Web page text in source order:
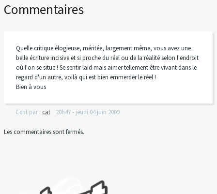
Commentaires
Quelle critique élogieuse, méritée, largement même, vous avez une
belle écriture incisive et si proche du réel ou de la réalité selon l'endroit
où l'on se situe ! Se sentir laid mais aimer tellement être vivant dans le
regard d'un autre, voilà qui est bien emmerder le réel !
Bien à vous
Écrit par : cat 20h47- jeudi 04 juin 2009
Les commentaires sont fermés.